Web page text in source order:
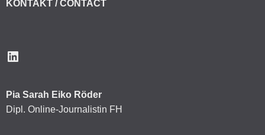
KONTAKT / CONTACT
LinkedIn
Pia Sarah Eiko Röder
Dipl. Online-Journalistin FH